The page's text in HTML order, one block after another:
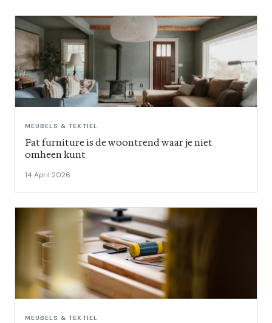
MEUBELS & TEXTIEL
Fat furniture is de woontrend waar je niet
omheen kunt
14 April 2026
MEUBELS & TEXTIEL